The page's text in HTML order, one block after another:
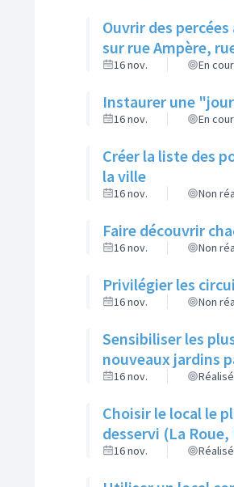
Ouvrir des
sur rue Ampère,
16 nov. En
Instaurer une
16 nov. En
Créer la liste des
la ville
16 nov. Non
Faire découvrir
16 nov. Non
Privilégier les
16 nov. Non
Sensibiliser les
nouveaux jardins
16 nov.
Choisir le local le
desservi (La
16 nov.